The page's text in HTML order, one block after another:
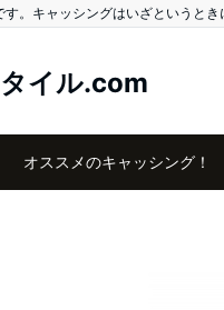
。キャッシングはいざというと
イル.com
オススメのキャッシング！